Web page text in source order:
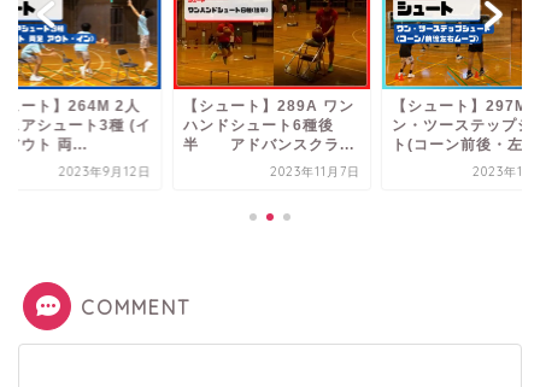
ュート】264M 2人
ェアシュート3種 (イ
アウト 両...
2023年9月12日
【シュート】289A ワン
ハンドシュート6種後
半 アドバンスクラ...
2023年11月7日
【シュート】297M
ン・ツーステップシ
ト(コーン前後・左
2023年11
COMMENT